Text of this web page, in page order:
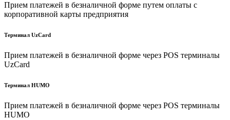
Прием платежей в безналичной форме путем оплаты с
корпоративной карты предприятия
Терминал UzCard
Прием платежей в безналичной форме через POS терминалы
UzCard
Терминал HUMO
Прием платежей в безналичной форме через POS терминалы
HUMO